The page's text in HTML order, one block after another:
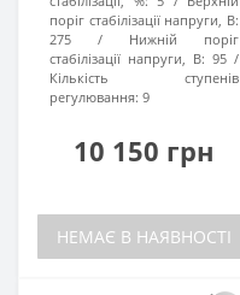
поріг стабілізації напруги, В:
275
Нижній поріг
стабілізації напруги, В: 95
Кількість ступенів
регулювання: 9
10 150 грн
НЕМАЄ В НАЯВНОСТІ